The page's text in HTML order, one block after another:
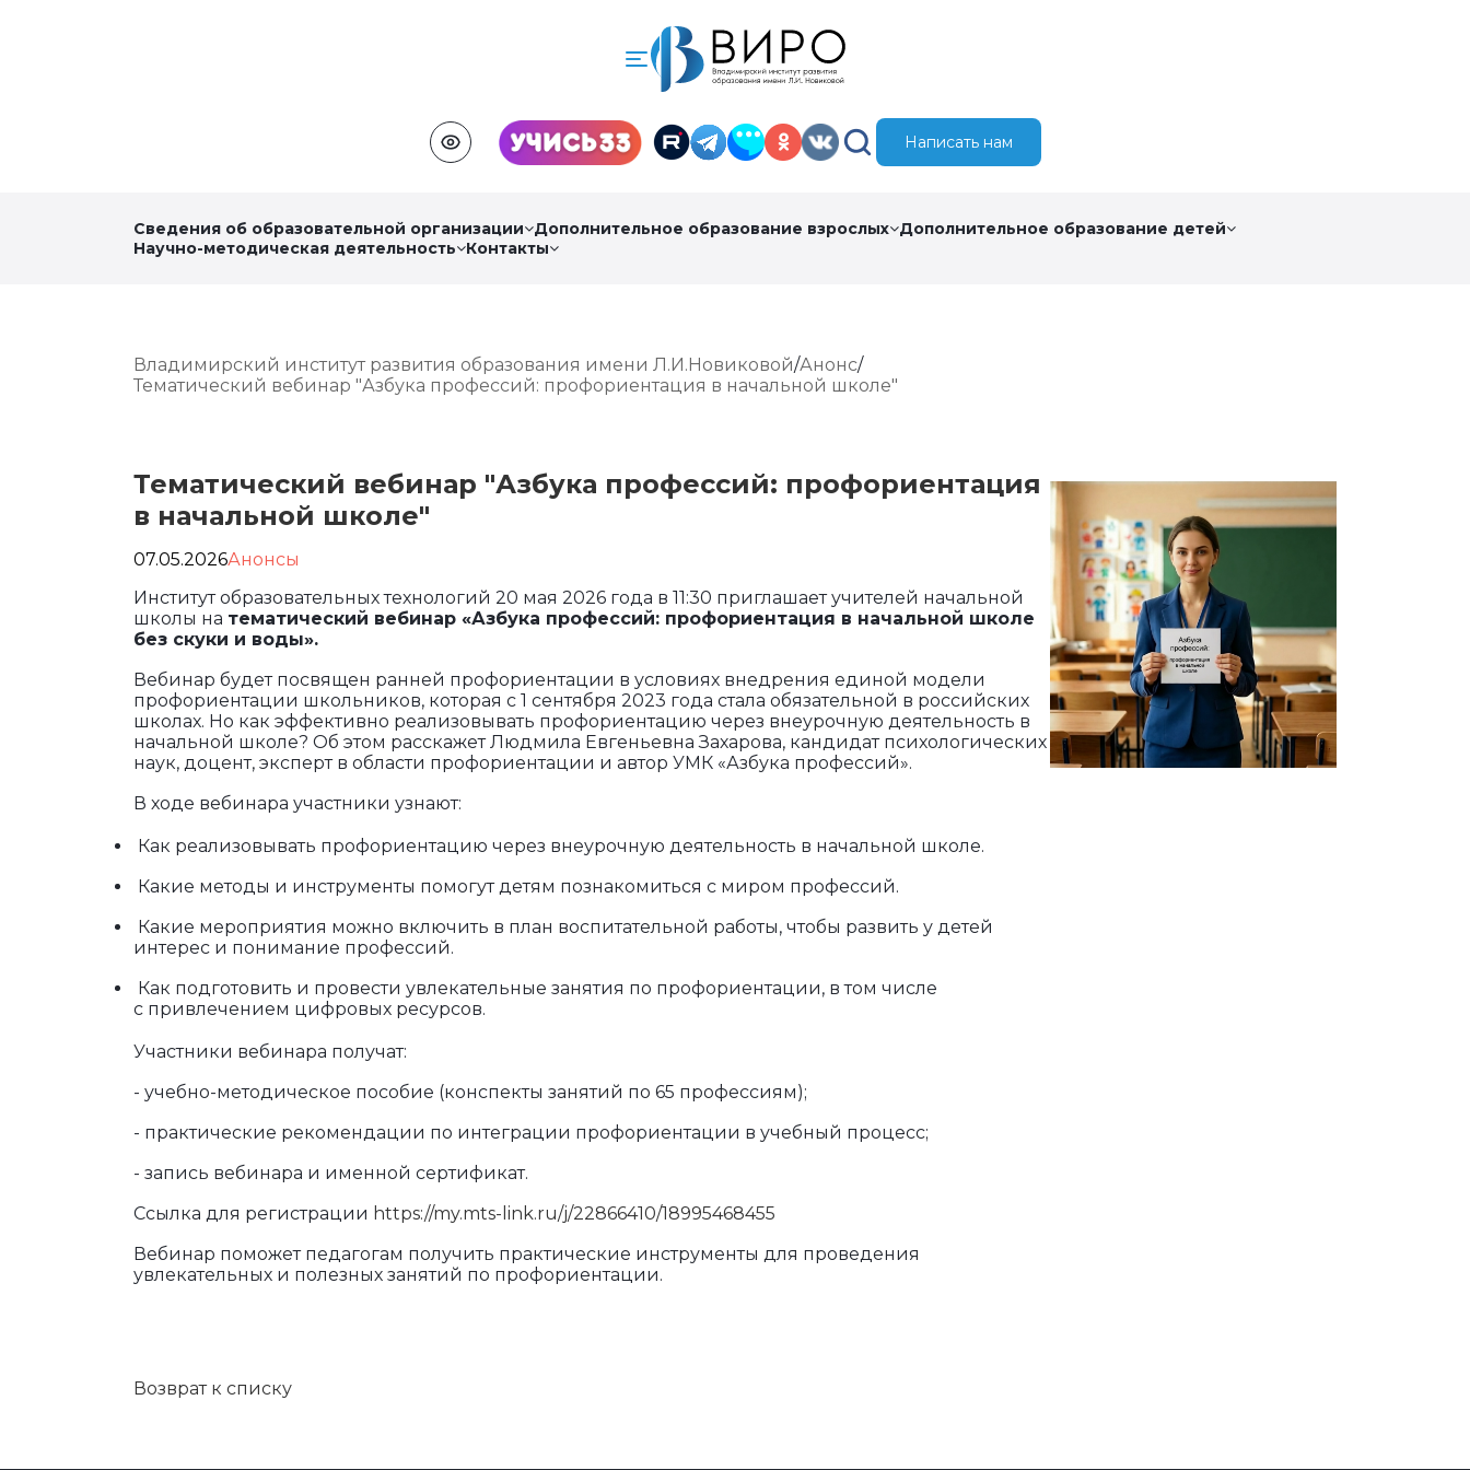
Написать нам
Сведения об образовательной организации Дополнительное образование взрослых Дополнительное образование детей
Научно-методическая деятельность
Контакты
Владимирский институт развития образования имени Л.И.Новиковой Анонс
Тематический вебинар "Азбука профессий: профориентация в начальной школе"
Тематический вебинар "Азбука профессий: профориентация
в начальной школе"
07.05.2026Анонсы
Институт образовательных технологий 20 мая 2026 года в 11:30 приглашает учителей начальной
школы на тематический вебинар «Азбука профессий: профориентация в начальной школе
без скуки и воды».
Вебинар будет посвящен ранней профориентации в условиях внедрения единой модели
профориентации школьников, которая с 1 сентября 2023 года стала обязательной в российских
школах. Но как эффективно реализовывать профориентацию через внеурочную деятельность в
начальной школе? Об этом расскажет Людмила Евгеньевна Захарова, кандидат психологических
наук, доцент, эксперт в области профориентации и автор УМК «Азбука профессий».
В ходе вебинара участники узнают:
Как реализовывать профориентацию через внеурочную деятельность в начальной школе.
Какие методы и инструменты помогут детям познакомиться с миром профессий.
Какие мероприятия можно включить в план воспитательной работы, чтобы развить у детей
интерес и понимание профессий.
Как подготовить и провести увлекательные занятия по профориентации, в том числе
с привлечением цифровых ресурсов.
Участники вебинара получат:
- учебно-методическое пособие (конспекты занятий по 65 профессиям);
- практические рекомендации по интеграции профориентации в учебный процесс;
- запись вебинара и именной сертификат.
Ссылка для регистрации https://my.mts-link.ru/j/22866410/18995468455
Вебинар поможет педагогам получить практические инструменты для проведения
увлекательных и полезных занятий по профориентации.
Возврат к списку